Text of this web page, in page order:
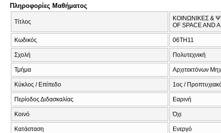
Πληροφορίες Μαθήματος
Τίτλος
ΚΟΙΝΩΝΙΚΕΣ &
OF SPACE AND
Κωδικός 06TH11
Σχολή Πολυτεχνική
Τμήμα Αρχιτεκτόνων
Κύκλος / Επίπεδο 1ος /
Περίοδος Διδασκαλίας Εαρινή
Κοινό Όχι
Κατάσταση Ενεργό